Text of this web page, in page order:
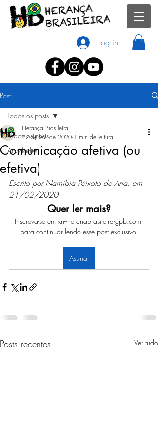
Log in
Post
Todos os posts
Atividades
Todos os posts
Comunicação afetiva (ou
efetiva)
Herança Brasileira
22 de fev. de 2020 1 min de leitura
Escrito por Namíbia Peixoto de Ana, em
21/02/2020
Quer ler mais?
Inscreva-se em xn--heranabrasileira-gpb.com
para continuar lendo esse post exclusivo.
Assinar
Posts recentes Ver tudo